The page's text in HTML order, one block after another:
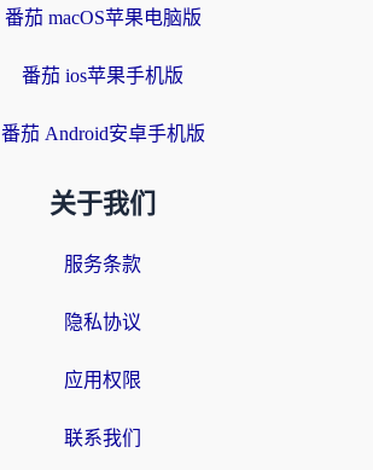
番茄 macOS苹果电脑版
番茄 ios苹果手机版
番茄 Android安卓手机版
关于我们
服务条款
隐私协议
应用权限
联系我们